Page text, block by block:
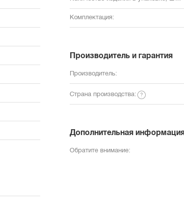
Комплектация:
Производитель и гарантия
Производитель:
Страна производства:
Дополнительная информация
Обратите внимание: